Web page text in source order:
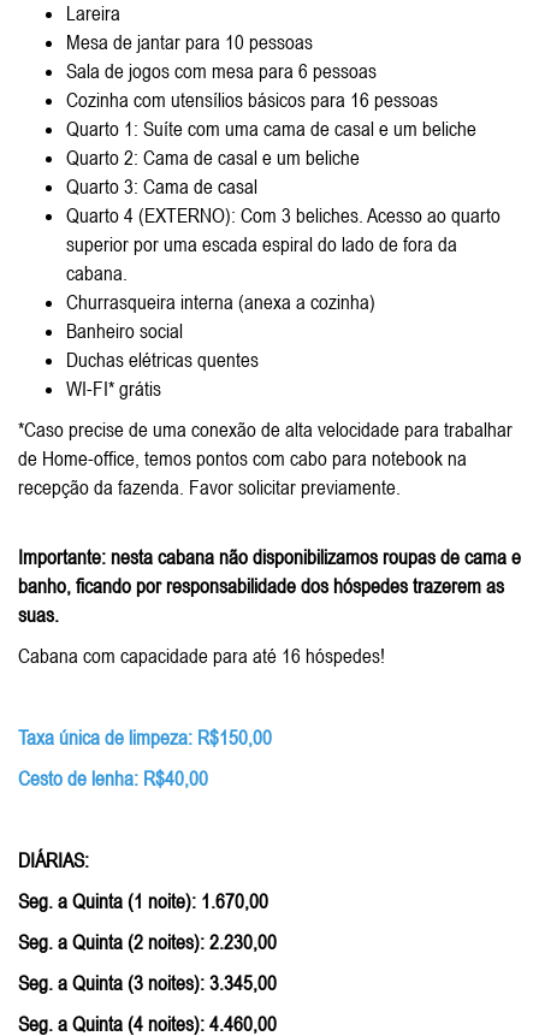
Lareira
Mesa de jantar para 10 pessoas
Sala de jogos com mesa para 6 pessoas
Cozinha com utensílios básicos para 16 pessoas
Quarto 1: Suíte com uma cama de casal e um beliche
Quarto 2: Cama de casal e um beliche
Quarto 3: Cama de casal
Quarto 4 (EXTERNO): Com 3 beliches. Acesso ao quarto
superior por uma escada espiral do lado de fora da
cabana.
Churrasqueira interna (anexa a cozinha)
Banheiro social
Duchas elétricas quentes
WI-FI* grátis
*Caso precise de uma conexão de alta velocidade para trabalhar
de Home-office, temos pontos com cabo para notebook na
recepção da fazenda. Favor solicitar previamente.
Importante: nesta cabana não disponibilizamos roupas de cama e
banho, ficando por responsabilidade dos hóspedes trazerem as
suas.
Cabana com capacidade para até 16 hóspedes!
Taxa única de limpeza: R$150,00
Cesto de lenha: R$40,00
DIÁRIAS:
Seg. a Quinta (1 noite): 1.670,00
Seg. a Quinta (2 noites): 2.230,00
Seg. a Quinta (3 noites): 3.345,00
Seg. a Quinta (4 noites): 4.460,00